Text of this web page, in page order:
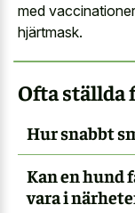
med
hjärtmask.
Ofta ställda
Hur snabbt
Kan en hund
vara i